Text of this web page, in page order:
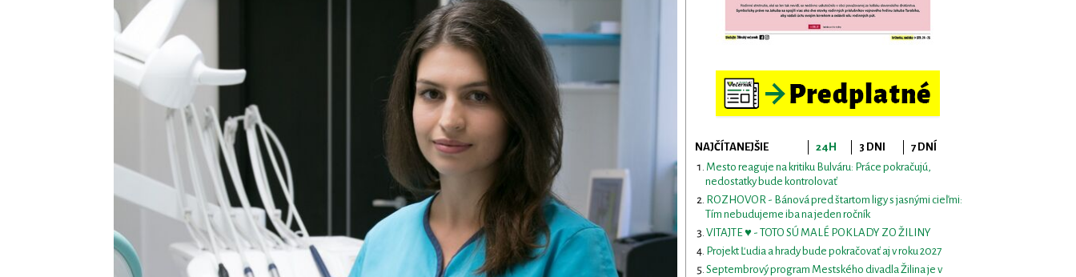
NAJČÍTANEJŠIE 24H 3 DNI
7 DNÍ
Mesto reaguje na kritiku Bulváru: Práce pokračujú,
nedostatky bude kontrolovať
ROZHOVOR - Bánová pred štartom ligy s jasnými cieľmi:
Tím nebudujeme iba na jeden ročník
VITAJTE ♥ - TOTO SÚ MALÉ POKLADY ZO ŽILINY
Projekt Ľudia a hrady bude pokračovať aj v roku 2027
Septembrový program Mestského divadla Žilina je v